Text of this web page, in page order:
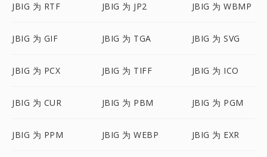
JBIG 为 RTF JBIG 为 JP2 JBIG 为 WBMP
JBIG 为 GIF JBIG 为 TGA JBIG 为 SVG
JBIG 为 PCX JBIG 为 TIFF JBIG 为 ICO
JBIG 为 CUR JBIG 为 PBM JBIG 为 PGM
JBIG 为 PPM JBIG 为 WEBP JBIG 为 EXR